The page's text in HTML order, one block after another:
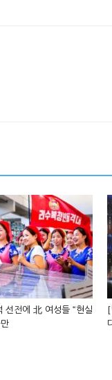
선전에 北 여성들 “현실